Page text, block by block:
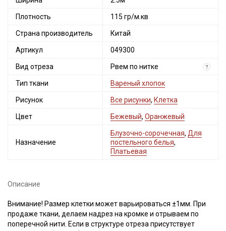
Плотность 115 гр/м.кв
Страна производитель Китай
Артикул 049300
Вид отреза Рвем по нитке ?
Тип ткани Вареный хлопок
Рисунок Все рисунки, Клетка
Цвет Бежевый, Оранжевый
Назначение
Блузочно-сорочечная, Для
постельного белья,
Платьевая
Описание
Внимание! Размер клетки может варьироваться ±1мм. При
продаже ткани, делаем надрез на кромке и отрываем по
поперечной нити. Если в структуре отреза присутствует